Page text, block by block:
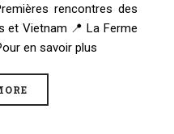
rencontres des
et Vietnam 📍 La Ferme
en savoir plus